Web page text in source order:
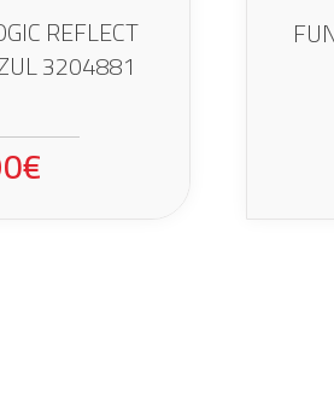
REFLECT
3204881